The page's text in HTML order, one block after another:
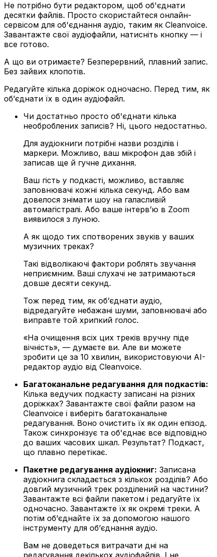
Не потрібно бути редактором, щоб об'єднати
десятки файлів. Просто скористайтеся онлайн-
сервісом для об'єднання аудіо, таким як Cleanvoice.
Завантажте свої аудіофайли, натисніть кнопку — і
все готово.
А що ви отримаєте? Безперервний, плавний запис.
Без зайвих клопотів.
Редагуйте кілька доріжок одночасно. Перед тим, як
об’єднати їх в один аудіофайл.
Чи достатньо просто об'єднати кілька
необроблених записів? Ні, цього недостатньо.
Для аудіокниги потрібні назви розділів і
маркери. Можливо, ваш мікрофон дав збій і
записав ще й гучне дихання.
Ваш гість у подкасті, можливо, вставляє
заповнювачі кожні кілька секунд. Або вам
довелося знімати шоу на галасливій
автомагістралі. Або ваше інтерв’ю в Zoom
виявилося з луною.
А як щодо тих спотворених звуків у ваших
музичних треках?
Такі відволікаючі фактори роблять звучання
неприємним. Ваші слухачі не затримаються
довше десяти секунд.
Тож перед тим, як об’єднати аудіо,
відредагуйте небажані шуми, заповнювачі або
виправте той хрипкий голос.
«На очищення всіх цих треків вручну піде
вічність», — думаєте ви. Але ви можете
зробити це за 10 хвилин, використовуючи AI-
редактор аудіо від Cleanvoice.
Багатоканальне редагування для подкастів:
Кілька ведучих подкасту записані на різних
доріжках? Завантажте свої файли разом на
Cleanvoice і виберіть багатоканальне
редагування. Воно очистить їх як один епізод.
Також синхронізує та об'єднає все відповідно
до ваших часових шкал. Результат? Подкаст,
що плавно перетікає.
Пакетне редагування аудіокниг: Записана
аудіокнига складається з кількох розділів? Або
довгий музичний трек розділений на частини?
Завантажте всі файли пакетом і редагуйте їх
одночасно. Завантажте їх як окремі треки. А
потім об’єднайте їх за допомогою нашого
інструменту для об’єднання аудіо.
Вам не доведеться витрачати дні на